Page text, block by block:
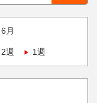
6月
2週 1週